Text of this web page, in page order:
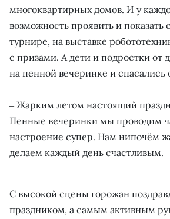
многоквартирных домов. И у
возможность проявить и
турнире, на выставке
с призами. А дети и подростки от
на пенной вечеринке и
‒ Жарким летом настоящий
Пенные вечеринки мы проводим
настроение супер. Нам нипочём
делаем каждый день счастливым.
С высокой сцены горожан
праздником, а самым активным